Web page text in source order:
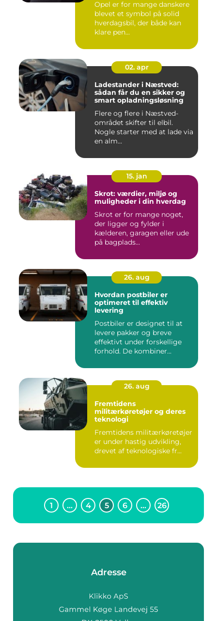
Opel er for mange danskere
blevet et symbol på solid
hverdagsbil, der både kan
klare pen...
02. apr
Ladestander i Næstved:
sådan får du en sikker og
smart opladningsløsning
Flere og flere i Næstved-
området skifter til elbil.
Nogle starter med at lade via
en alm...
15. jan
Skrot: værdier, miljø og
muligheder i din hverdag
Skrot er for mange noget,
der ligger og fylder i
kælderen, garagen eller ude
på bagplads...
26. aug
Hvordan postbiler er
optimeret til effektiv
levering
Postbiler er designet til at
levere pakker og breve
effektivt under forskellige
forhold. De kombiner...
26. aug
Fremtidens
militærkøretøjer og deres
teknologi
Fremtidens militærkøretøjer
er under hastig udvikling,
drevet af teknologiske fr...
1 … 4 5 6 … 26
Adresse